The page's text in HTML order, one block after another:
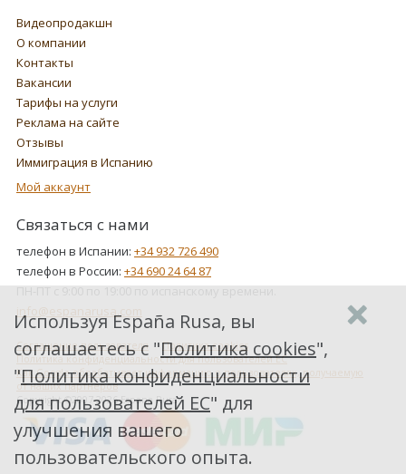
Видеопродакшн
О компании
Контакты
Вакансии
Тарифы на услуги
Реклама на сайте
Отзывы
Иммиграция в Испанию
Мой аккаунт
Связаться с нами
телефон в Испании: +34 932 726 490
телефон в России: +34 690 24 64 87
ПН-ПТ с 9:00 по 19:00 по испанскому времени.
info@espanarusa.com
Соглашение пользователя
Политика cookies
Политика конфиденциальности для пользователей ЕС
Как Google обрабатывает информацию о пользователях, получаемую
от наших партнеров
Copyright ©2007-2026 Espana Rusa
Используя España Rusa, вы
соглашаетесь с "Политика cookies",
"Политика конфиденциальности
для пользователей ЕС" для
улучшения вашего
пользовательского опыта.